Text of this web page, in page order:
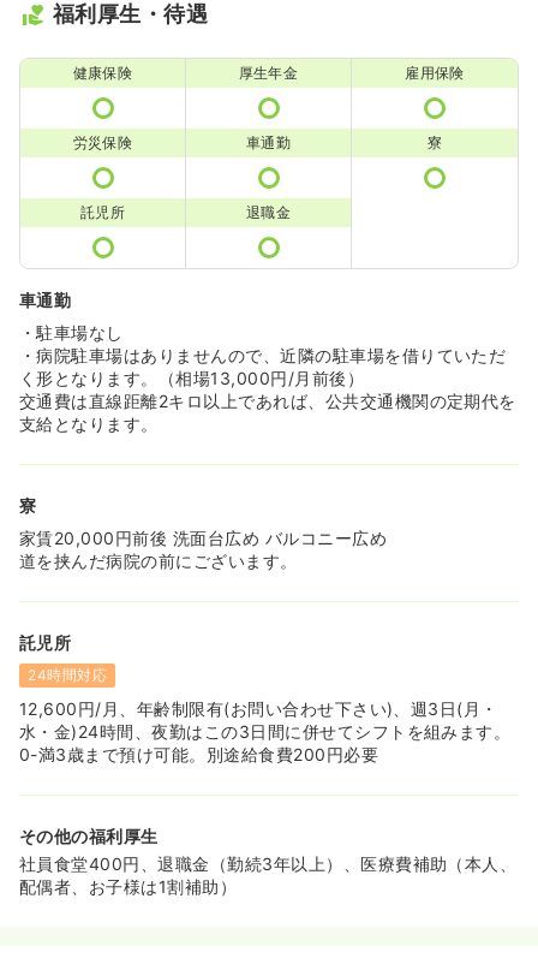
福利厚生・待遇
健康保険 厚生年金 雇用保険
労災保険 車通勤 寮
託児所 退職金
車通勤
・駐車場なし
・病院駐車場はありませんので、近隣の駐車場を借りていただ
く形となります。（相場13,000円/月前後）
交通費は直線距離2キロ以上であれば、公共交通機関の定期代を
支給となります。
寮
家賃20,000円前後 洗面台広め バルコニー広め
道を挟んだ病院の前にございます。
託児所
24時間対応
12,600円/月、年齢制限有(お問い合わせ下さい)、週3日(月・
水・金)24時間、夜勤はこの3日間に併せてシフトを組みます。
0-満3歳まで預け可能。別途給食費200円必要
その他の福利厚生
社員食堂400円、退職金（勤続3年以上）、医療費補助（本人、
配偶者、お子様は1割補助）